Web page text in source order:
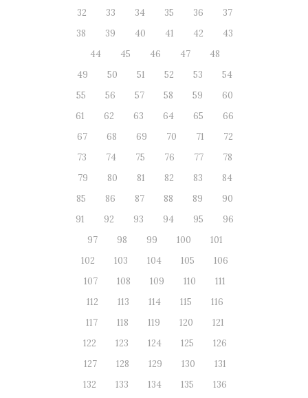
32
33 34 35 36
37
38
39 40 41 42
43
44
45 46 47
48
49
50 51 52 53
54
55
56 57 58 59
60
61
62 63 64 65
66
67
68 69 70 71
72
73
74 75 76 77
78
79
80 81 82 83
84
85
86 87 88 89
90
91
92 93 94 95
96
97
98 99 100
101
102
103 104 105
106
107
108 109 110
111
112
113 114 115
116
117
118 119 120
121
122
123 124 125
126
127
128 129 130
131
132
133 134 135
136